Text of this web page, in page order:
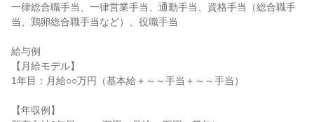
一律総合職手当、一律営業手当、通勤手当、資格手当（総合職手
当、鶏卵総合職手当など）、役職手当
給与例
【月給モデル】
1年目：月給○○万円（基本給＋～～手当＋～～手当）
【年収例】